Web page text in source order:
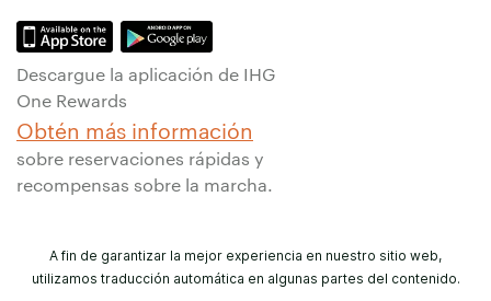
Descargue la aplicación de IHG
One Rewards
Obtén más información
sobre reservaciones rápidas y
recompensas sobre la marcha.
A fin de garantizar la mejor experiencia en nuestro sitio web,
utilizamos traducción automática en algunas partes del contenido.